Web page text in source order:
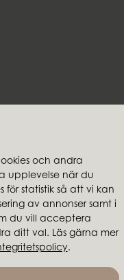
och andra
upplevelse när du
för statistik så att vi kan
av annonser samt i
du vill acceptera
ditt val. Läs gärna mer
.